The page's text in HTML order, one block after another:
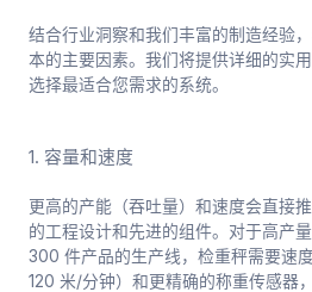
结合行业洞察和我们丰富的制造经验
本的主要因素。我们将提供详细的实
选择最适合您需求的系统。
1. 容量和速度
更高的产能（吞吐量）和速度会直接
的工程设计和先进的组件。对于高产
300 件产品的生产线，检重秤需要速
120 米/分钟）和更精确的称重传感器